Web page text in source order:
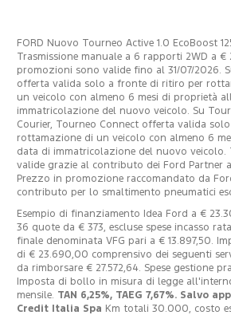
FORD Nuovo Tourneo Active 1.0 EcoBoost
Trasmissione manuale a 6 rapporti 2WD a
promozioni sono valide fino al 31/07/2026.
offerta valida solo a fronte di ritiro per
un veicolo con almeno 6 mesi di proprietà
immatricolazione del nuovo veicolo. Su
Courier, Tourneo Connect offerta valida
rottamazione di un veicolo con almeno 6
data di immatricolazione del nuovo veicolo.
valide grazie al contributo dei Ford Partner
Prezzo in promozione raccomandato da
contributo per lo smaltimento pneumatici
Esempio di finanziamento Idea Ford a €
36 quote da € 373, escluse spese incasso
finale denominata VFG pari a € 13.897,50.
di € 23.690,00 comprensivo dei seguenti
da rimborsare € 27.572,64. Spese gestione
Imposta di bollo in misura di legge
mensile. TAN 6,25%, TAEG 7,67%. Salvo
Credit Italia Spa Km totali 30.000, costo